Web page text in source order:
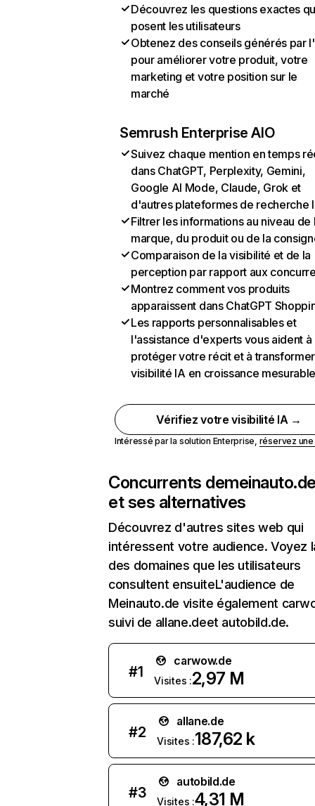
Découvrez les questions exactes
posent les utilisateurs
Obtenez des conseils générés par
pour améliorer votre produit, votre
marketing et votre position sur le
marché
Semrush Enterprise AIO
Suivez chaque mention en temps
dans ChatGPT, Perplexity, Gemini,
Google AI Mode, Claude, Grok et
d'autres plateformes de recherche
Filtrer les informations au niveau de
marque, du produit ou de la
Comparaison de la visibilité et de la
perception par rapport aux
Montrez comment vos produits
apparaissent dans ChatGPT
Les rapports personnalisables et
l'assistance d'experts vous aident à
protéger votre récit et à
visibilité IA en croissance
Vérifiez votre visibilité IA →
Intéressé par la solution Enterprise, réservez
Concurrents de
et ses alternatives
Découvrez d'autres sites web qui
intéressent votre audience. Voyez
des domaines que les utilisateurs
consultent ensuiteL'audience de
Meinauto.de visite également
suivi de allane.deet autobild.de.
#1
carwow.de
Visites :2,97 M
#2
allane.de
Visites :187,62 k
#3
autobild.de
Visites :4,31 M